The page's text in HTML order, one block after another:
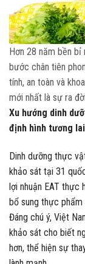
Hơn 28 năm bền
bước chân tiên
tính, an toàn và
mới nhất là sự ra
Xu hướng dinh
định hình tương lai
Dinh dưỡng thực
khảo sát tại 31
lợi nhuận EAT thực
bổ sung thực
Đáng chú ý, Việt
khảo sát cho biết
hơn, thể hiện sự